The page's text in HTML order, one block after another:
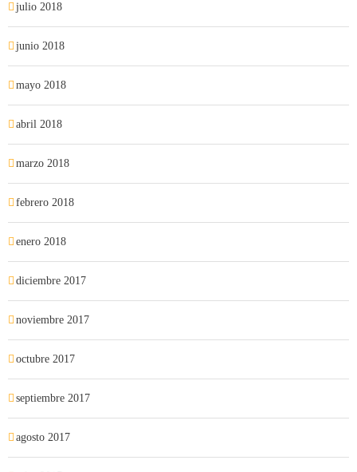
julio 2018
junio 2018
mayo 2018
abril 2018
marzo 2018
febrero 2018
enero 2018
diciembre 2017
noviembre 2017
octubre 2017
septiembre 2017
agosto 2017